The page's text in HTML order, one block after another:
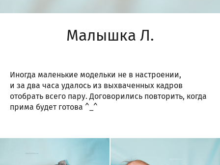
Малышка Л.
Иногда маленькие модельки не в настроении,
и за два часа удалось из выхваченных кадров
отобрать всего пару. Договорились повторить, когда
прима будет готова ^_^